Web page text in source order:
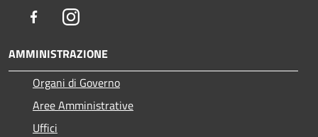
FacebookInstagram
AMMINISTRAZIONE
Organi di Governo
Aree Amministrative
Uffici